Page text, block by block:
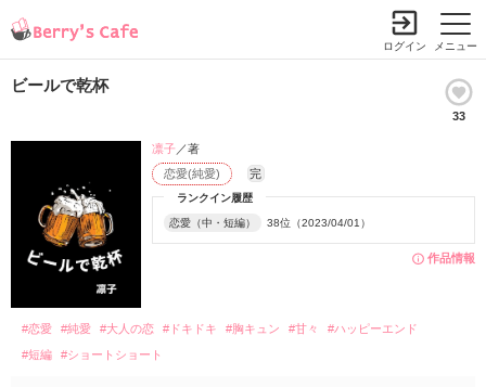
メニュー
ログイン
ビールで乾杯
33
作品情報
ランクイン履歴
恋愛（中・短編） 38位（2023/04/01）
恋愛(純愛) 完
凛子／著
#恋愛 #純愛 #大人の恋 #ドキドキ #胸キュン #甘々
#ハッピーエンド
#短編
#ショートショート